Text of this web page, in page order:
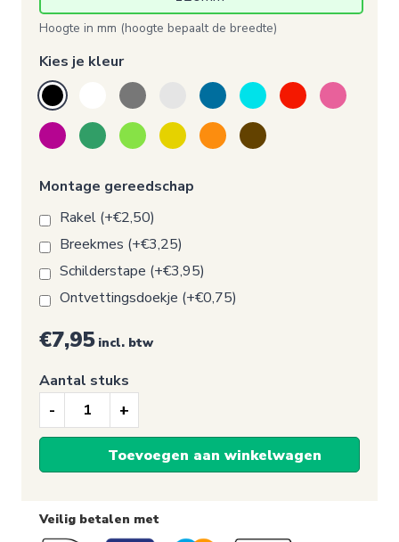
Hoogte in mm (hoogte bepaalt de breedte)
Kies je kleur
Montage gereedschap
Rakel (+€2,50)
Breekmes (+€3,25)
Schilderstape (+€3,95)
Ontvettingsdoekje (+€0,75)
€7,95 incl. btw
sticker
van
Circuit
Aantal stuks
Toevoegen aan winkelwagen
Veilig betalen met